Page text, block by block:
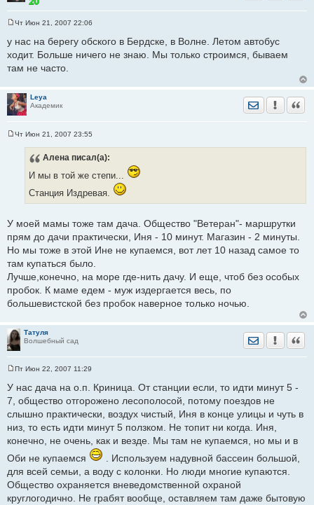
о
б
е
и
е
Чт Июн 21, 2007 22:06
у нас на берегу обского в Бердске, в Волне. Летом автобус
ходит. Больше ничего не знаю. Мы только строимся, бываем
там не часто.
Leya
Академик
Отправить
Чт Июн 21, 2007 23:55
Алена писал(а):
И мы в той же степи...
Станция Издревая.
У моей мамы тоже там дача. Общество "Ветеран"- маршрутки
прям до дачи практически, Иня - 10 минут. Магазин - 2 минуты.
Но мы тоже в этой Ине не купаемся, вот лет 10 назад самое то
там купаться было.
Лучше,конечно, на море где-нить дачу. И еще, чтоб без особых
пробок. К маме едем - муж издергается весь, по
большевистской без пробок наверное только ночью.
Татуля
Волшебный сад
Отправить
о
б
е
н
е
Пт Июн 22, 2007 11:29
У нас дача на о.п. Криница. От станции если, то идти минут 5 -
7, общество отгорожено лесополосой, потому поездов не
слышно практически, воздух чистый, Иня в конце улицы и чуть в
низ, то есть идти минут 5 ползком. Не топит ни когда. Иня,
конечно, не очень, как и везде. Мы там не купаемся, но мы и в
Оби не купаемся
. Используем надувной бассеин большой,
для всей семьи, а воду с колонки. Но люди многие купаются.
Общество охраняется вневедомственной охраной
круглогодично. Не грабят вообще, оставляем там даже бытовую